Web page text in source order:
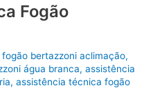
Fogão
bertazzoni aclimação,
água branca,assistência
,assistência técnica fogão